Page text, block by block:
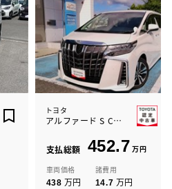
トヨタ
アルファード S Cパッケージ
支払総額 452.7 万円
車両価格
438 万円
諸費用
14.7 万円